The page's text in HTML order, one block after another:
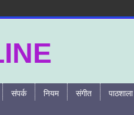
संपर्क नियम संगीत पाठशाला